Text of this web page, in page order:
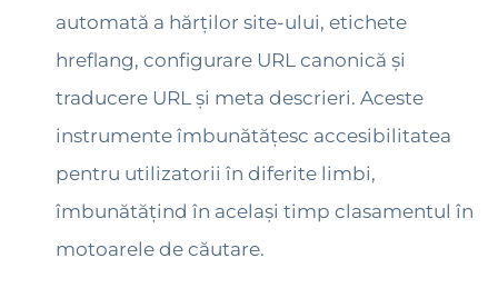
automată a hărților site-ului, etichete
hreflang, configurare URL canonică și
traducere URL și meta descrieri. Aceste
instrumente îmbunătățesc accesibilitatea
pentru utilizatorii în diferite limbi,
îmbunătățind în același timp clasamentul în
motoarele de căutare.